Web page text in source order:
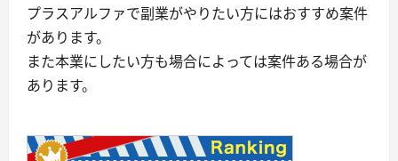
プラスアルファで副業がやりたい方にはおすすめ案件
があります。
また本業にしたい方も場合によっては案件ある場合が
あります。